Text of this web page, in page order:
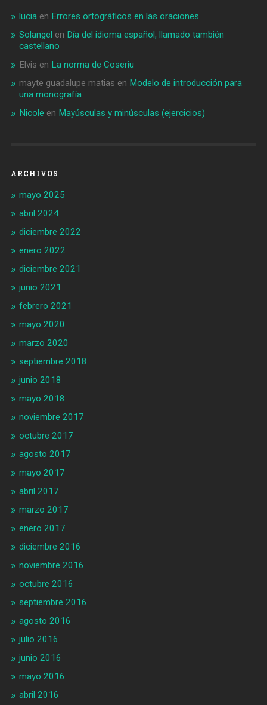
luciaen Errores ortográficos en las oraciones
Solangel en Día del idioma español, llamado también
castellano
Elvis en La norma de Coseriu
mayte guadalupe matias en Modelo de introducción para
una monografía
Nicole en Mayúsculas y minúsculas (ejercicios)
ARCHIVOS
mayo 2025
abril 2024
diciembre 2022
enero 2022
diciembre 2021
junio 2021
febrero 2021
mayo 2020
marzo 2020
septiembre 2018
junio 2018
mayo 2018
noviembre 2017
octubre 2017
agosto 2017
mayo 2017
abril 2017
marzo 2017
enero 2017
diciembre 2016
noviembre 2016
octubre 2016
septiembre 2016
agosto 2016
julio 2016
junio 2016
mayo 2016
abril 2016